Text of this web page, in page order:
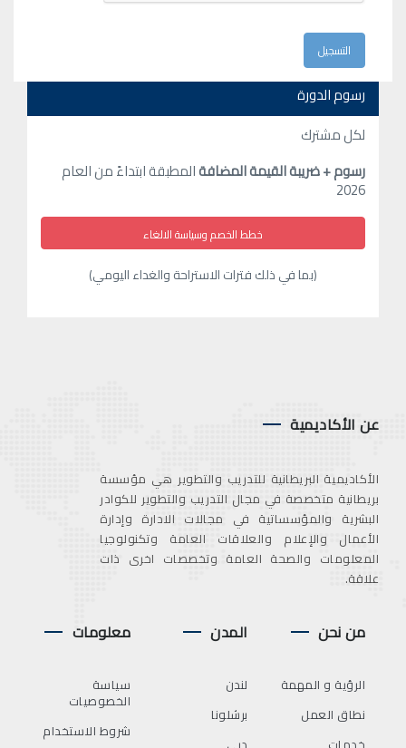
رسوم الدورة
لكل مشترك
رسوم + ضريبة القيمة المضافةالمطبقة ابتداءً من العام
2026
خطط الخصم وسياسة الالغاء
(بما في ذلك فترات الاستراحة والغداء اليومي)
عن الأكاديمية
الأكاديمية البريطانية للتدريب والتطوير هي مؤسسة
بريطانية متخصصة في مجال التدريب والتطوير للكوادر
البشرية والمؤسساتية في مجالات الادارة وإدارة
الأعمال والإعلام والعلاقات العامة وتكنولوجيا
المعلومات والصحة العامة وتخصصات اخرى ذات
علاقة.
من نحن
الرؤية و المهمة
نطاق العمل
المدن
لندن
برشلونا
معلومات
سياسة
الخصوصيات
شروط الاستخدام